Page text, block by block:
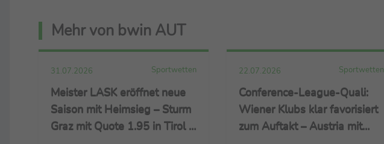
Mehr von bwin AUT
31.07.2026 Sportwetten
Meister LASK eröffnet neue
Saison mit Heimsieg – Sturm
Graz mit Quote 1.95 in Tirol –
22.07.2026 Sportwetten
Conference-League-Quali:
Wiener Klubs klar favorisiert
zum Auftakt – Austria mit